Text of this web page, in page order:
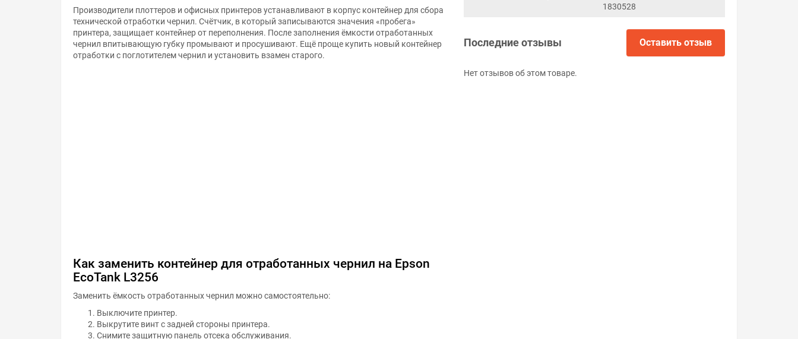
Производители плоттеров и офисных принтеров устанавливают в корпус контейнер для сбора
технической отработки чернил. Счётчик, в который записываются значения «пробега»
принтера, защищает контейнер от переполнения. После заполнения ёмкости отработанных
чернил впитывающую губку промывают и просушивают. Ещё проще купить новый контейнер
отработки с поглотителем чернил и установить взамен старого.
Как заменить контейнер для отработанных чернил на Epson
EcoTank L3256
Заменить ёмкость отработанных чернил можно самостоятельно:
Выключите принтер.
Выкрутите винт с задней стороны принтера.
Снимите защитную панель отсека обслуживания.
1830528
Последние отзывы Оставить отзыв
Нет отзывов об этом товаре.